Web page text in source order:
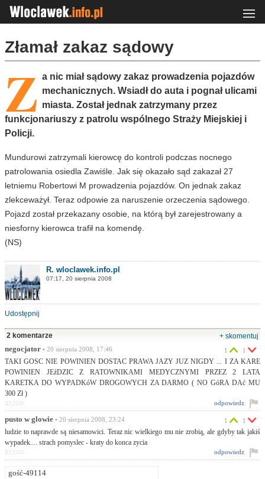
Złamał zakaz sądowy
Z a nic miał sądowy zakaz prowadzenia pojazdów
mechanicznych. Wsiadł do auta i pognał ulicami
miasta. Został jednak zatrzymany przez
funkcjonariuszy z patrolu wspólnego Straży Miejskiej i
Policji.
Mundurowi zatrzymali kierowcę do kontroli podczas nocnego
patrolowania osiedla Zawiśle. Jak się okazało sąd zakazał 27
letniemu Robertowi M prowadzenia pojazdów. On jednak zakaz
zlekceważył. Teraz odpowie za naruszenie orzeczenia sądowego.
Pojazd został przekazany osobie, na którą był zarejestrowany a
niesforny kierowca trafił na komendę.
(NS)
R. wloclawek.info.pl
07:17, 20 sierpnia 2008
Udostępnij
2 komentarze
+ skomentuj
negocjator • 20 sierpnia 2008, 17:46
TAKI GOSC NIE POWINIEN DOSTAC PRAWA JAZY JUZ NIGDY ... I ZA KARE
POWINIEN JEźDZIC Z RATOWNIKAMI MEDYCZNYMI PRZEZ 2 LATA
KARETKA DO WYPADKóW DROGOWYCH ZA DARMO ( NO GóRA DAć MU
300 Zł )
1 1
odpowiedz
ID:2226
pusto w glowie • 20 sierpnia 2008, 23:24
ludzie to naprawde są niesamowici. Teraz nic wielkiego mu nie zrobią, ale gdyby tak jakiś
wypadek.... strach pomyslec - kraty do konca zycia
1 1
odpowiedz
ID:2235